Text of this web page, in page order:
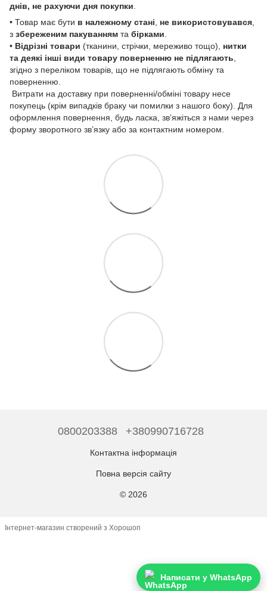
Написати у WhatsApp
днів, не рахуючи дня покупки
• Товар має бути в належному стані не використовувався
з збереженим пакуванням та бірками
• Відрізні товари (тканини, стрічки, мереживо тощо), нитки
та деякі інші види товару поверненню не підлягають
згідно з переліком товарів, що не підлягають обміну та
поверненню.
Витрати на доставку при поверненні/обміні товару несе
покупець (крім випадків браку чи помилки з нашого боку). Для
оформлення повернення, будь ласка, зв’яжіться з нами через
форму зворотного зв’язку або за контактним номером.
0800203388 +380990716728
Контактна інформація
Повна версія сайту
© 2026
Інтернет-магазин створений з Хорошоп